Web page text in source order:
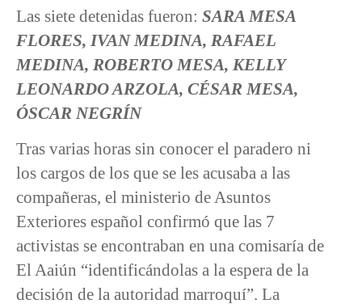
Las siete detenidas fueron: SARA MESA
FLORES, IVAN MEDINA, RAFAEL
MEDINA, ROBERTO MESA, KELLY
LEONARDO ARZOLA, CÉSAR MESA,
ÓSCAR NEGRÍN
Tras varias horas sin conocer el paradero ni
los cargos de los que se les acusaba a las
compañeras, el ministerio de Asuntos
Exteriores español confirmó que las 7
activistas se encontraban en una comisaría de
El Aaiún “identificándolas a la espera de la
decisión de la autoridad marroquí”. La